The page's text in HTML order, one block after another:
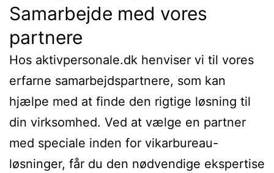
Samarbejde med vores
partnere
Hos aktivpersonale.dk henviser vi til vores
erfarne samarbejdspartnere, som kan
hjælpe med at finde den rigtige løsning til
din virksomhed. Ved at vælge en partner
med speciale inden for vikarbureau-
løsninger, får du den nødvendige ekspertise